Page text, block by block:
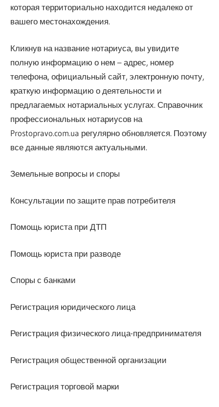
которая территориально находится недалеко от
вашего местонахождения.
Кликнув на название нотариуса, вы увидите
полную информацию о нем – адрес, номер
телефона, официальный сайт, электронную почту,
краткую информацию о деятельности и
предлагаемых нотариальных услугах. Справочник
профессиональных нотариусов на
Prostopravo.com.ua регулярно обновляется. Поэтому
все данные являются актуальными.
Земельные вопросы и споры
Консультации по защите прав потребителя
Помощь юриста при ДТП
Помощь юриста при разводе
Споры с банками
Регистрация юридического лица
Регистрация физического лица-предпринимателя
Регистрация общественной организации
Регистрация торговой марки